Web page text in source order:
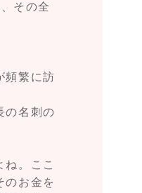
その全
頻繁に訪
の名刺の
。ここ
のお金を